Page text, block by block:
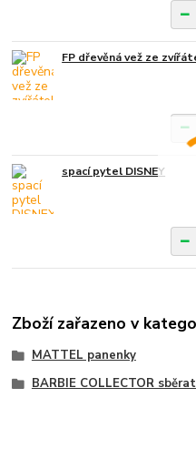
FP dřevěná vež ze
spací pytel DISNEY
Zboží zařazeno v
MATTEL panenky
BARBIE COLLECTOR